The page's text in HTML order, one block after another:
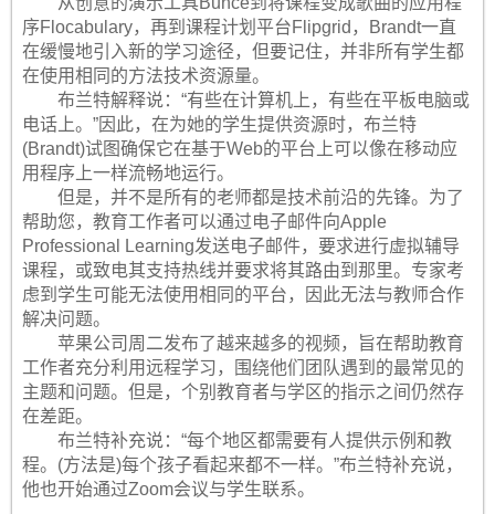
序Flocabulary，再到课程计划平台Flipgrid，Brandt一直
在缓慢地引入新的学习途径，但要记住，并非所有学生都
在使用相同的方法技术资源量。
布兰特解释说：“有些在计算机上，有些在平板电脑或
电话上。”因此，在为她的学生提供资源时，布兰特
(Brandt)试图确保它在基于Web的平台上可以像在移动应
用程序上一样流畅地运行。
但是，并不是所有的老师都是技术前沿的先锋。为了
帮助您，教育工作者可以通过电子邮件向Apple
Professional Learning发送电子邮件，要求进行虚拟辅导
课程，或致电其支持热线并要求将其路由到那里。专家考
虑到学生可能无法使用相同的平台，因此无法与教师合作
解决问题。
苹果公司周二发布了越来越多的视频，旨在帮助教育
工作者充分利用远程学习，围绕他们团队遇到的最常见的
主题和问题。但是，个别教育者与学区的指示之间仍然存
在差距。
布兰特补充说：“每个地区都需要有人提供示例和教
程。(方法是)每个孩子看起来都不一样。”布兰特补充说，
他也开始通过Zoom会议与学生联系。